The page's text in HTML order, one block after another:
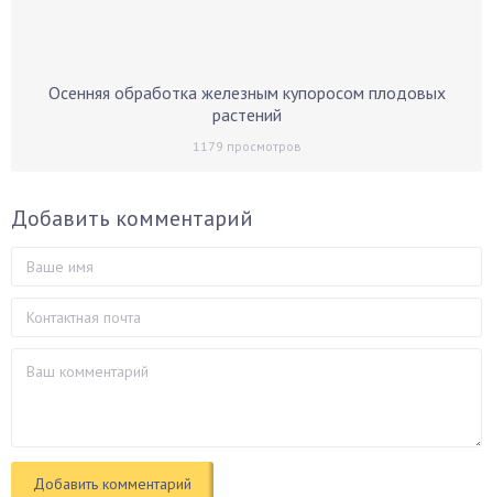
Осенняя обработка железным купоросом плодовых
растений
1179 просмотров
Добавить комментарий